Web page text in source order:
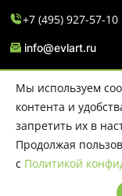
+7 (495) 927-57-10
info@evlart.ru
© 2026 Evlart.
каких
Мы используем
контента и
запретить их в
Продолжая
с Политикой